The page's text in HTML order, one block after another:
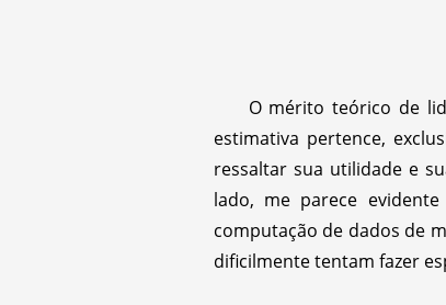
O mérito teórico de
estimativa pertence,
ressaltar sua utilidade e
lado, me parece
computação de dados de
dificilmente tentam fazer